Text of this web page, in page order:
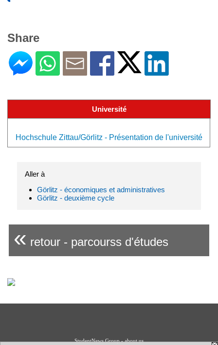
Share
Université
Hochschule Zittau/Görlitz - Présentation de l'université
Aller à
Görlitz - économiques et administratives
Görlitz - deuxième cycle
« retour - parcourss d'études
StudentNews Group - about us